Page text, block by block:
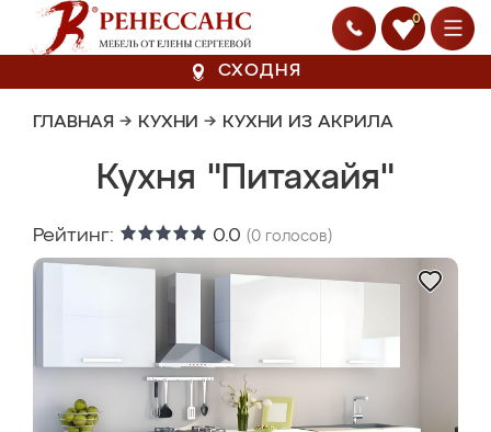
0
СХОДНЯ
ГЛАВНАЯ → КУХНИ → КУХНИ ИЗ АКРИЛА
Кухня "Питахайя"
Рейтинг: 0.0 (0 голосов)